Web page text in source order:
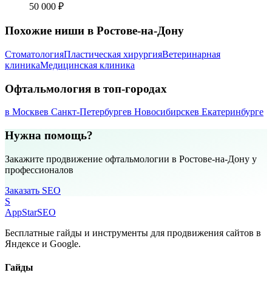
50 000 ₽
Похожие ниши в Ростове-на-Дону
СтоматологияПластическая хирургияВетеринарная
клиникаМедицинская клиника
Офтальмология в топ-городах
в Москвев Санкт-Петербургев Новосибирскев Екатеринбурге
Нужна помощь?
Закажите продвижение офтальмологии в Ростове-на-Дону у
профессионалов
Заказать SEO
S
AppStarSEO
Бесплатные гайды и инструменты для продвижения сайтов в
Яндексе и Google.
Гайды